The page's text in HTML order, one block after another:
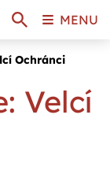
Ochránci
Velcí
MENU